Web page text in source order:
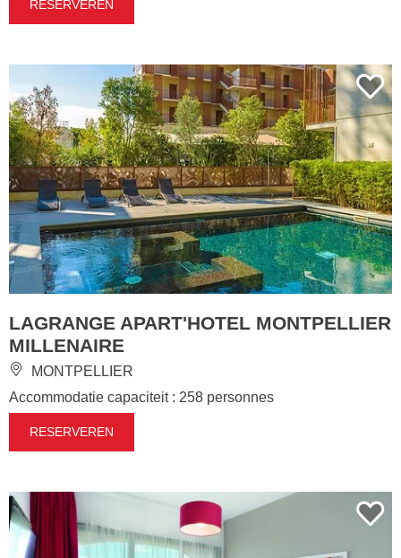
RESERVEREN
LAGRANGE APART'HOTEL MONTPELLIER
MILLENAIRE
MONTPELLIER
Accommodatie capaciteit : 258 personnes
RESERVEREN